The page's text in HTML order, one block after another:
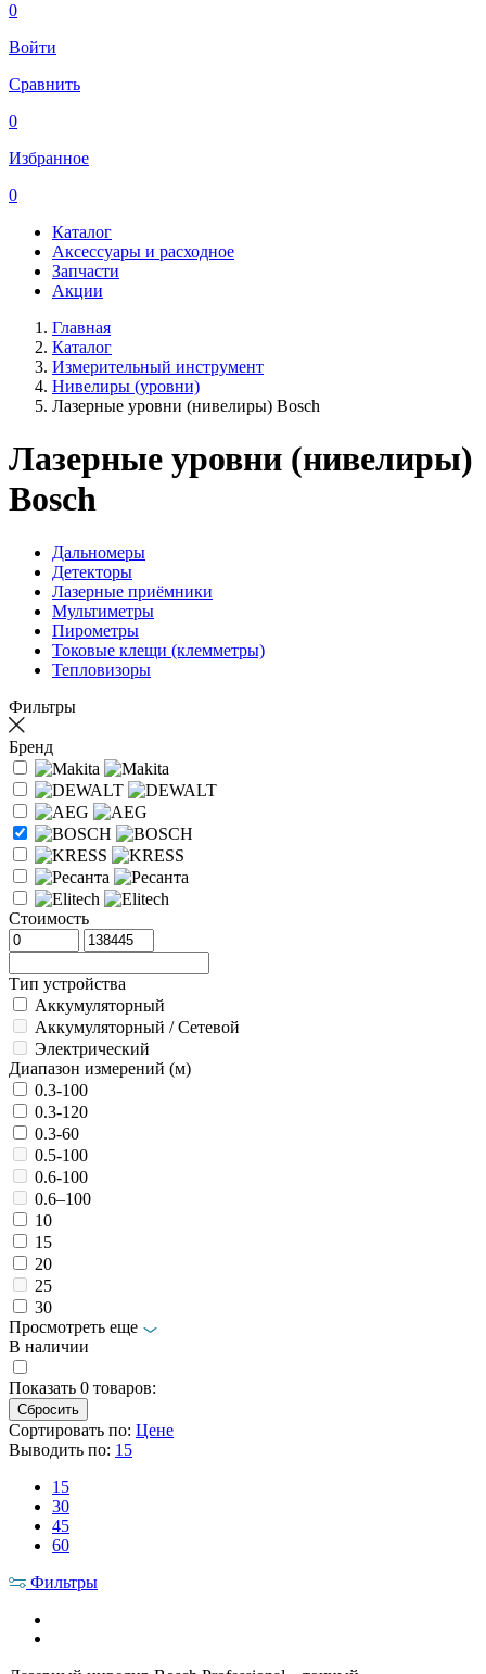
0
Войти
Сравнить
0
Избранное
0
Каталог
Аксессуары и расходное
Запчасти
Акции
Главная
Каталог
Измерительный инструмент
Нивелиры (уровни)
Лазерные уровни (нивелиры) Bosch
Лазерные уровни (нивелиры)
Bosch
Дальномеры
Детекторы
Лазерные приёмники
Мультиметры
Пирометры
Токовые клещи (клемметры)
Тепловизоры
Фильтры
Бренд
Стоимость
Тип устройства
Аккумуляторный
Аккумуляторный / Сетевой
Электрический
Диапазон измерений (м)
0.3-100
0.3-120
0.3-60
0.5-100
0.6-100
0.6–100
10
15
20
25
30
Просмотреть еще
В наличии
Показать 0 товаров:
Сортировать по: Цене
Выводить по: 15
15
30
45
60
Фильтры